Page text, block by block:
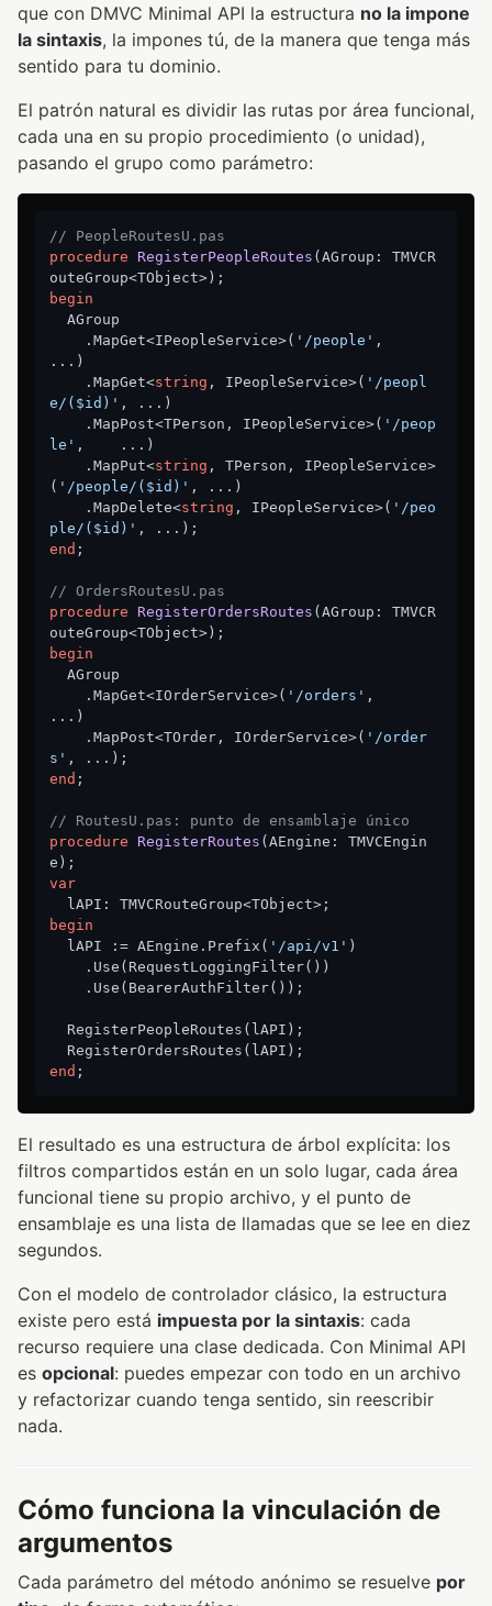
que con DMVC Minimal API la estructura no la impone
la sintaxis, la impones tú, de la manera que tenga más
sentido para tu dominio.
El patrón natural es dividir las rutas por área funcional,
cada una en su propio procedimiento (o unidad),
pasando el grupo como parámetro:
// PeopleRoutesU.pas
procedure
RegisterPeopleRoutes (AGroup: TMVCR
outeGroup<TObject>) ;
begin
    .MapGet<IPeopleService>(
'/people' ,
...)
    .MapGet<
string , IPeopleService>( '/peopl
e/($id)' , ...)
    .MapPost<TPerson, IPeopleService>(
'/peop
le' ,    ...)
    .MapPut<
string , TPerson, IPeopleService>
( '/people/($id)' , ...)
    .MapDelete<
string , IPeopleService>( '/peo
ple/($id)'
end ;
// OrdersRoutesU.pas
procedure
RegisterOrdersRoutes (AGroup: TMVCR
outeGroup<TObject>) ;
begin
    .MapGet<IOrderService>(
'/orders' ,
...)
    .MapPost<TOrder, IOrderService>(
'/order
s'
end ;
// RoutesU.pas: punto de ensamblaje único
procedure
RegisterRoutes (AEngine: TMVCEngin
e) ;
var
begin
  lAPI := AEngine.Prefix(
'/api/v1' )
end
El resultado es una estructura de árbol explícita: los
filtros compartidos están en un solo lugar, cada área
funcional tiene su propio archivo, y el punto de
ensamblaje es una lista de llamadas que se lee en diez
segundos.
Con el modelo de controlador clásico, la estructura
existe pero está impuesta por la sintaxis: cada
recurso requiere una clase dedicada. Con Minimal API
es opcional: puedes empezar con todo en un archivo
y refactorizar cuando tenga sentido, sin reescribir
nada.
Cómo funciona la vinculación de
argumentos
Cada parámetro del método anónimo se resuelve por